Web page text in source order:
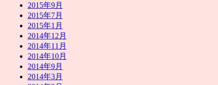
2015年9月
2015年7月
2015年1月
2014年12月
2014年11月
2014年10月
2014年9月
2014年3月